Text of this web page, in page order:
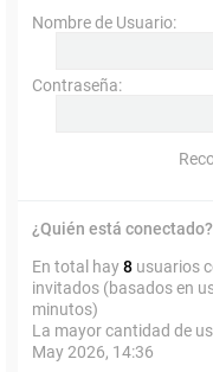
Nombre de Usuario:
Contraseña:
¿Quién está conectado?
En total hay8 usuarios
invitados (basados en
minutos)
La mayor cantidad de
May 2026, 14:36